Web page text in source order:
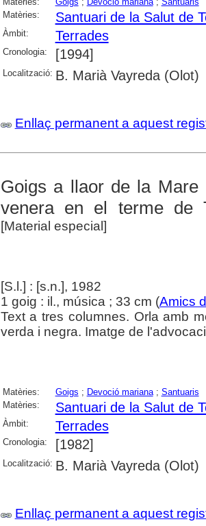
Matèries:
Santuari de la Salut de
Àmbit: Terrades
Cronologia: [1994]
Localització: B. Marià Vayreda (Olot)
Enllaç permanent a aquest
Goigs a llaor de la
venera en el terme de
[Material especial]
[S.l.] : [s.n.], 1982
1 goig : il., música ; 33 cm (Amics
Text a tres columnes. Orla amb
verda i negra. Imatge de
Matèries: Goigs ; Devoció mariana; Santuaris
Matèries:
Santuari de la Salut de
Àmbit: Terrades
Cronologia: [1982]
Localització: B. Marià Vayreda (Olot)
Enllaç permanent a aquest